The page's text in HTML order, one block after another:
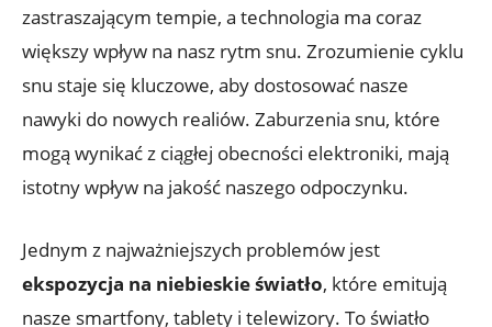
zastraszającym tempie, a technologia ma coraz
większy wpływ na nasz rytm snu. Zrozumienie cyklu
snu staje się kluczowe, aby dostosować nasze
nawyki do nowych realiów. Zaburzenia snu, które
mogą wynikać z ciągłej obecności elektroniki, mają
istotny wpływ na jakość naszego odpoczynku.
Jednym z najważniejszych problemów jest
ekspozycja na niebieskie światło, które emitują
nasze smartfony, tablety i telewizory. To światło